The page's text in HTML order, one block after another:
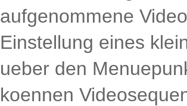
aufgenommene
Einstellung eines
ueber den
koennen